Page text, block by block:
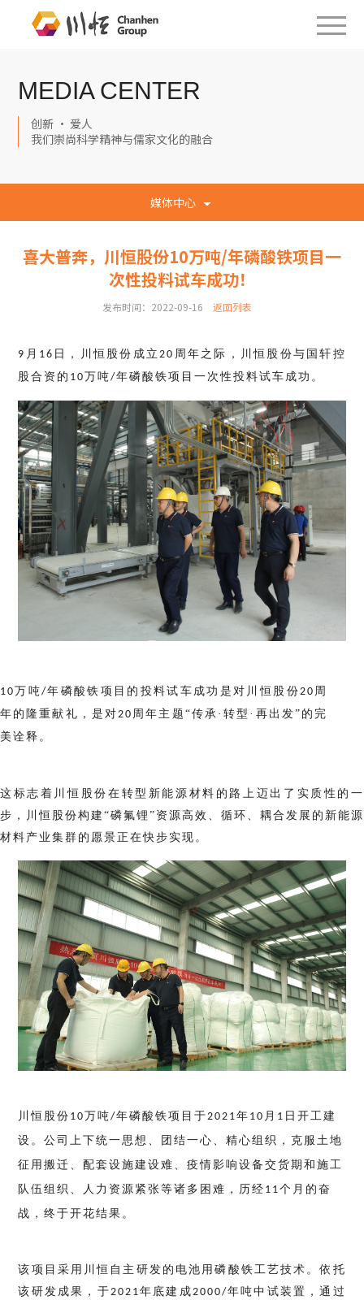
MEDIA CENTER
创新 · 爱人
我们崇尚科学精神与儒家文化的融合
媒体中心
喜大普奔，川恒股份10万吨/年磷酸铁项目一
次性投料试车成功！
发布时间：2022-09-16 返回列表
9 月 16 日，川恒股份成立20 周年之际，川恒股份与国轩控
股合资的 10万吨/年磷酸铁项目一次性投料试车成功。
10万吨/年磷酸铁项目的投料试车成功是对川恒股份20 周
年的隆重献礼，是对20 周年主题“传承·转型·再出发”的完
美诠释。
这标志着川恒股份在转型新能源材料的路上迈出了实质性的一
步，川恒股份构建“磷氟锂”资源高效、循环、耦合发展的新能源
材料产业集群的愿景正在快步实现。
川恒股份 10万吨/年磷酸铁项目于2021年 10 月 1 日开工建
设。公司上下统一思想、团结一心、精心组织 ，克服土地
征用搬迁、配套设施建设难、疫情影响设备交货期和施工
队伍组织、人力资源紧张等诸多困难，历经 11个月的奋
战，终于开花结果。
该项目采用川恒自主研发的电池用磷酸铁工艺技术。依托
该研发成果，于2021年底建成2000/年吨中试装置，通过